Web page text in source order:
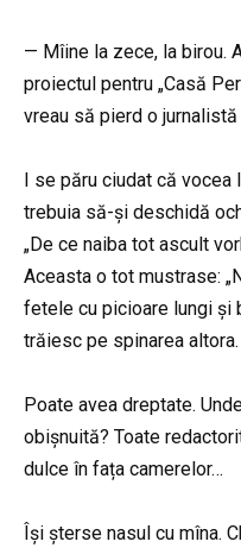
— Mîine la zece, la birou.
proiectul pentru „Casă
vreau să pierd o jurnalistă
I se păru ciudat că vocea
trebuia să-și deschidă
„De ce naiba tot ascult
Aceasta o tot mustrase:
fetele cu picioare lungi și
trăiesc pe spinarea
Poate avea dreptate.
obișnuită? Toate
dulce în fața camerelor…
Își șterse nasul cu mîna.